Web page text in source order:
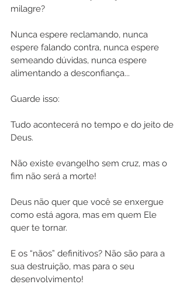
milagre?
Nunca espere reclamando, nunca
espere falando contra, nunca espere
semeando dúvidas, nunca espere
alimentando a desconfiança...
Guarde isso:
Tudo acontecerá no tempo e do jeito de
Deus.
Não existe evangelho sem cruz, mas o
fim não será a morte!
Deus não quer que você se enxergue
como está agora, mas em quem Ele
quer te tornar.
E os “nãos” definitivos? Não são para a
sua destruição, mas para o seu
desenvolvimento!